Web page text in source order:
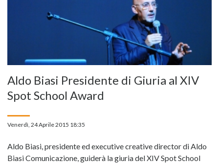
Aldo Biasi Presidente di Giuria al XIV
Spot School Award
Venerdì, 24 Aprile 2015 18:35
Aldo Biasi, presidente ed executive creative director di Aldo
Biasi Comunicazione, guiderà la giuria del XIV Spot School